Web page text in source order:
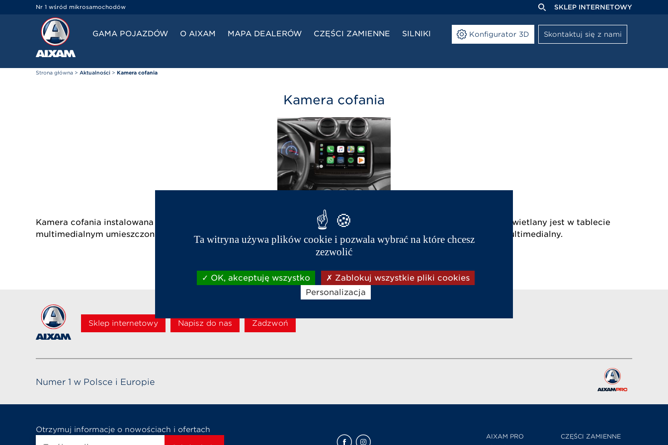
Nr 1 wśród mikrosamochodów SKLEP INTERNETOWY
GAMA POJAZDÓW O AIXAM MAPA DEALERÓW CZĘŚCI ZAMIENNE SILNIKI Konfigurator 3D Skontaktuj się z nami
Strona główna > Aktualności > Kamera cofania
Kamera cofania
Kamera cofania instalowana przy lampce podświetlenia tablicy rejestracyjnej z tyłu pojazdu. Widok z kamery wyświetlany jest w tablecie
multimedialnym umieszczonym wewnątrz pojazdu. Kamera występuje jako opcja dodatkowa razem z tabletem multimedialny.
Sklep internetowy Napisz do nas Zadzwoń
Numer 1 w Polsce i Europie
Otrzymuj informacje o nowościach i ofertach
AIXAM PRO
CZĘŚCI ZAMIENNE
Panel zarządzania plikami cookies
Ta witryna używa plików cookie i pozwala wybrać na które chcesz
zezwolić
OK, akceptuję wszystko
Zablokuj wszystkie pliki cookies
Personalizacja